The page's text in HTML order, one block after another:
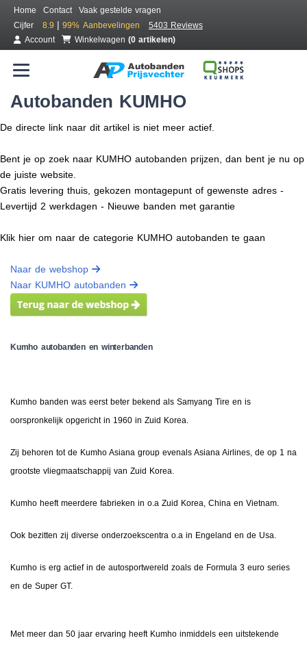
Home Contact
Vaak gestelde vragen
Cijfer
8.9 | 99% Aanbevelingen
5403 Reviews
Account
Winkelwagen (0 artikelen)
Autobanden KUMHO
De directe link naar dit artikel is niet meer actief.
Bent je op zoek naar KUMHO autobanden prijzen, dan bent je nu op
de juiste website.
Gratis levering thuis, gekozen montagepunt of gewenste adres -
Levertijd 2 werkdagen - Nieuwe banden met garantie
Klik hier om naar de categorie KUMHO autobanden te gaan
Naar de webshop
Naar KUMHO autobanden
Kumho autobanden en winterbanden
Kumho banden was eerst beter bekend als Samyang Tire en is
oorspronkelijk opgericht in 1960 in Zuid Korea.
Zij behoren tot de Kumho Asiana group evenals Asiana Airlines, de op 1 na
grootste vliegmaatschappij van Zuid Korea.
Kumho heeft meerdere fabrieken in o.a Zuid Korea, China en Vietnam.
Ook bezitten zij diverse onderzoekscentra o.a in Engeland en de Usa.
Kumho is erg actief in de autosportwereld zoals de Formula 3 euro series
en de Super GT.
Met meer dan 50 jaar ervaring heeft Kumho inmiddels een uitstekende